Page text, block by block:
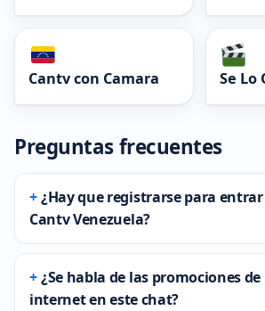
Cantv con Camara Se Lo
Preguntas frecuentes
¿Hay que registrarse para
Cantv Venezuela?
¿Se habla de las promociones
internet en este chat?